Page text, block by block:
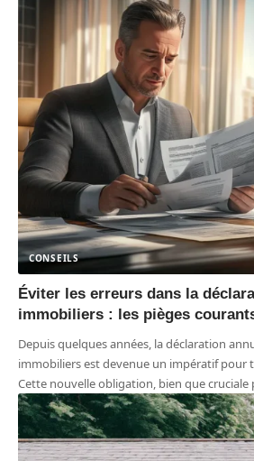
CONSEILS
Éviter les erreurs dans la
immobiliers : les pièges
Depuis quelques années, la déclaration
immobiliers est devenue un impératif pour
Cette nouvelle obligation, bien que cruciale